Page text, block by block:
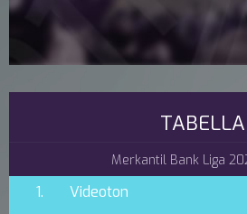
TABELLA
Merkantil Bank Liga
1. Videoton